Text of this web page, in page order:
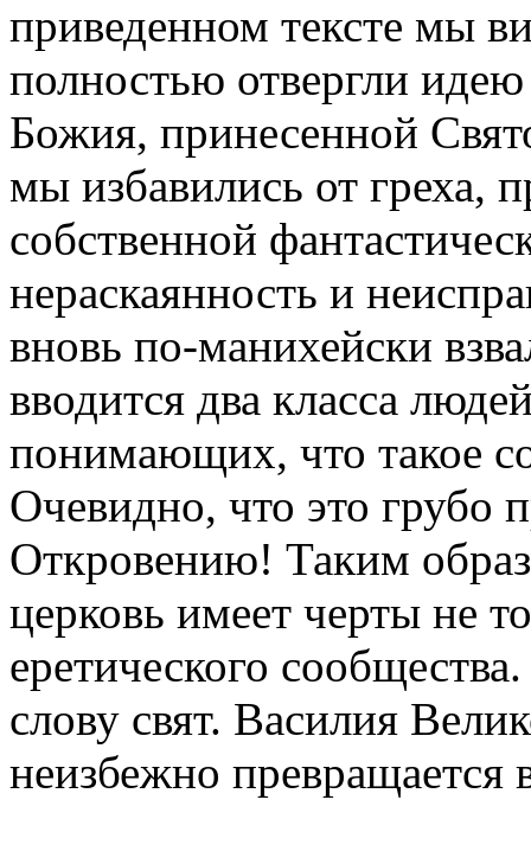
приведенном тексте мы
полностью отвергли
Божия, принесенной
мы избавились от греха,
собственной
нераскаянность и
вновь по-манихейски
вводится два класса
понимающих, что такое
Очевидно, что это грубо
Откровению! Таким
церковь имеет черты не
еретического
слову свят. Василия
неизбежно превращается